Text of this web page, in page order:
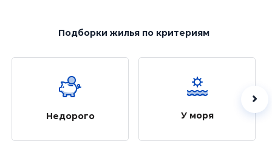
Подборки жильяпо критериям
Недорого У моря